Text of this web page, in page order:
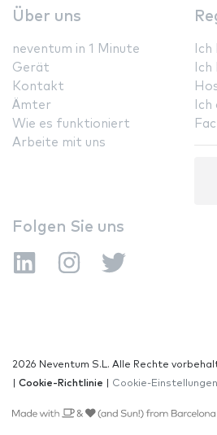
Über uns
neventum in 1 Minute
Gerät
Kontakt
Ämter
Wie es funktioniert
Arbeite mit uns
Folgen Sie uns
2026 Neventum S.L. Alle Rechte
Cookie-Richtlinie Cookie-Einstellungen